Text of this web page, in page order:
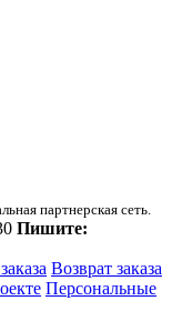
партнерская сеть.
Пишите:
Возврат заказа
Персональные